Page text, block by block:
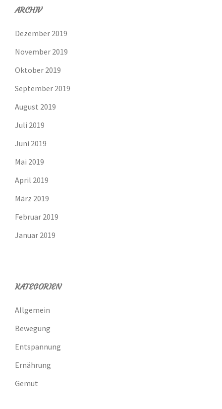
ARCHIV
Dezember 2019
November 2019
Oktober 2019
September 2019
August 2019
Juli 2019
Juni 2019
Mai 2019
April 2019
März 2019
Februar 2019
Januar 2019
KATEGORIEN
Allgemein
Bewegung
Entspannung
Ernährung
Gemüt